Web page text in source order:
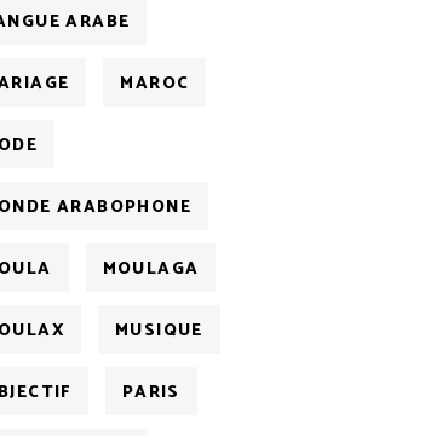
ARABE
MAROC
ARABOPHONE
MOULAGA
MUSIQUE
PARIS